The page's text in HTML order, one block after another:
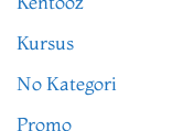
Kursus
No Kategori
Promo